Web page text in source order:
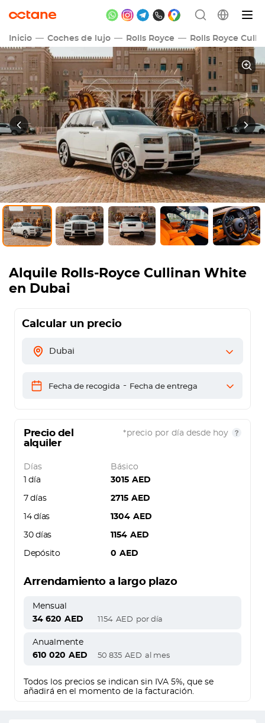
Inicio Coches de lujo Rolls Royce Rolls Royce
Alquile Rolls-Royce Cullinan White
en Dubai
Calcular un precio
Dubai
Fecha de recogida - Fecha de entrega
Precio del
alquiler
*precio por día desde hoy
Días
Básico
1 día
3015 AED
7 días 2715 AED
14 días 1304 AED
30 días 1154 AED
Depósito 0 AED
Arrendamiento a largo plazo
Mensual
34 620 AED 1154 AED por día
Anualmente
610 020 AED 50 835 AED al mes
Todos los precios se indican sin IVA 5%, que se
añadirá en el momento de la facturación.